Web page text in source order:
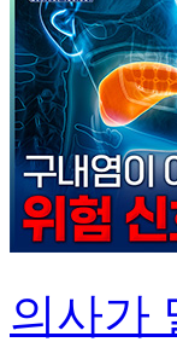
의사가